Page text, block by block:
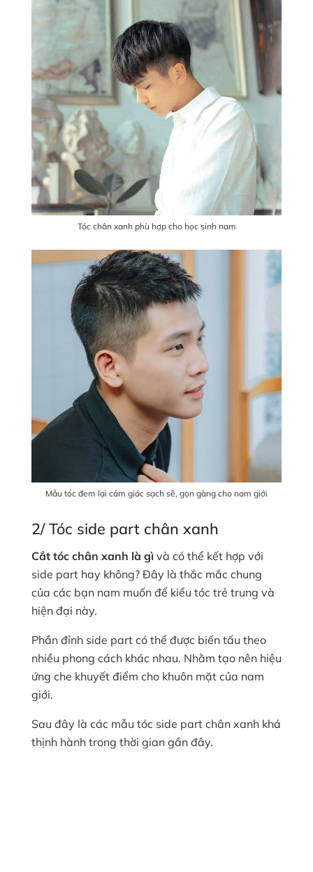
Tóc chân xanh phù hợp cho học sinh nam
Mẫu tóc đem lại cảm giác sạch sẽ, gọn gàng cho nam giới
2/ Tóc side part chân xanh
Cắt tóc chân xanh là gì và có thể kết hợp với
side part hay không? Đây là thắc mắc chung
của các bạn nam muốn để kiểu tóc trẻ trung và
hiện đại này.
Phần đỉnh side part có thể được biến tấu theo
nhiều phong cách khác nhau. Nhằm tạo nên hiệu
ứng che khuyết điểm cho khuôn mặt của nam
giới.
Sau đây là các mẫu tóc side part chân xanh khá
thịnh hành trong thời gian gần đây.